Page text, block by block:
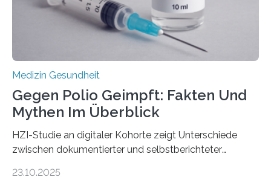
Medulloblastoms gefunden. Die Wilhelm Sander-
Stiftung unterstützte das Projekt…
Medizin Gesundheit
Gegen Polio Geimpft: Fakten Und
Mythen Im Überblick
HZI-Studie an digitaler Kohorte zeigt Unterschiede
zwischen dokumentierter und selbstberichteter
23.10.2025